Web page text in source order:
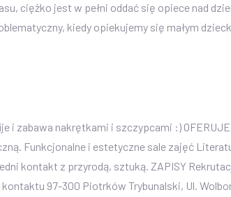
ciężko jest w pełni oddać się opiece nad
kiedy opiekujemy się małym
i zabawa nakrętkami i szczypcami :)
Funkcjonalne i estetyczne sale zajęć
kontakt z przyrodą, sztuką. ZAPISY
97-300 Piotrków Trybunalski, Ul.